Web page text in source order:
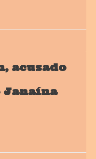
acusado
Janaína